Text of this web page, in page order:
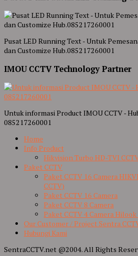
Pusat LED Running Text - Untuk
dan Customize Hub.085217260001
IMOU CCTV Technology Partner
Untuk informasi Product IMOU CCTV -
085217260001
Home
Info Product
Hikvision Turbo HD-TVI
Paket CCTV
Paket CCTV 16 Camera
CCTV)
Paket CCTV 16 Camera
Paket CCTV 8 Camera
Paket CCTV 4 Camera Hilook
Our Customer / Project Sentra
Hubungi Kami
SentraCCTV.net @2004. All Rights